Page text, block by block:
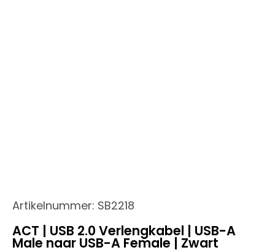
Artikelnummer: SB2218
ACT | USB 2.0 Verlengkabel | USB-A
Male naar USB-A Female | Zwart